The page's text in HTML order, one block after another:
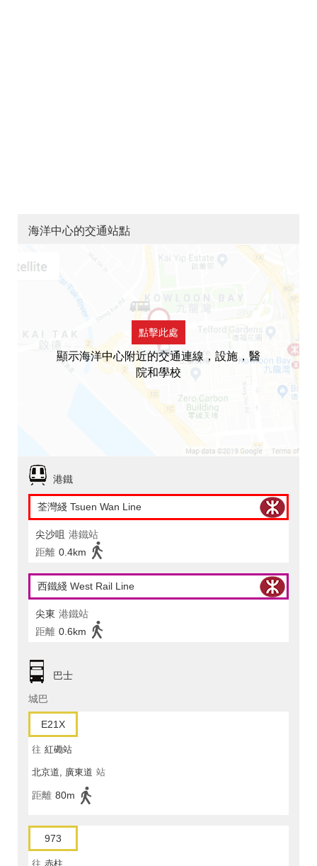
海洋中心的交通站點
點擊此處
顯示海洋中心附近的交通連線，設施，醫
院和學校
港鐵
荃灣綫 Tsuen Wan Line
尖沙咀 港鐵站
距離 0.4km
西鐵綫 West Rail Line
尖東 港鐵站
距離 0.6km
巴士
城巴
E21X
往 紅磡站
北京道, 廣東道 站
距離 80m
973
往 赤柱